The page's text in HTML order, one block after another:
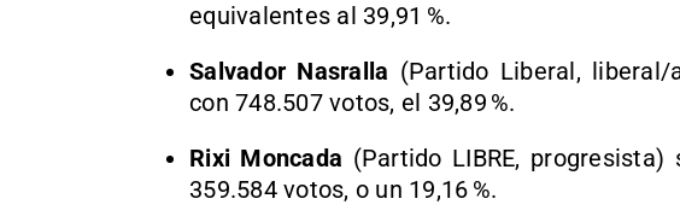
equivalentes al 39,91 %.
Salvador Nasralla (Partido Liberal, liberal/
con 748.507 votos, el 39,89 %.
Rixi Moncada (Partido LIBRE,
359.584 votos, o un 19,16 %.